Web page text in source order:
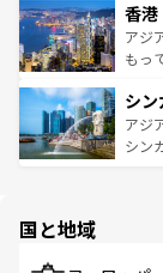
とつ
ひ現
が旅
参照
の活
帯で
いビ
激す
が待
た文
香港
アジ
もっ
み、
てお
うな
シ
アジ
シン
国と地域